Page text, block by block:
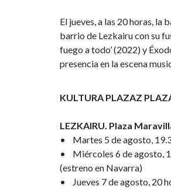
El jueves, a las 20 horas,
barrio de Lezkairu con su
fuego a todo’ (2022) y
presencia en la escena
KULTURA PLAZAZ
LEZKAIRU. Plaza
• Martes 5 de agosto,
• Miércoles 6 de agosto,
(estreno en Navarra)
• Jueves 7 de agosto, 20